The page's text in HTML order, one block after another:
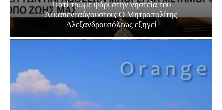
Γιατί τρώμε ψάρι στην νηστεία του
Δεκαπενταύγουστου; Ο Μητροπολίτης
Αλεξανδρουπόλεως εξηγεί